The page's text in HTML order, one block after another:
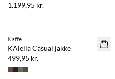
1.199,95 kr.
NYHED
Kaffe
KAleila Casual jakke
499,95 kr.